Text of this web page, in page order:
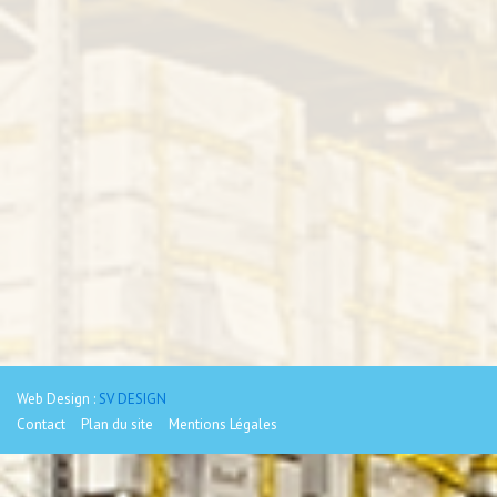
Web Design : SV DESIGN
Contact
Plan du site Mentions Légales